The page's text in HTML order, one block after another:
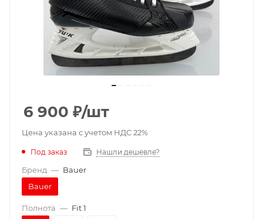
6 900 ₽/шт
Цена указана с учетом НДС 22%
Под заказ Нашли дешевле?
Бренд — Bauer
Bauer
Полнота — Fit 1